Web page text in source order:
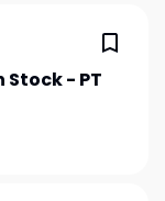
- PT